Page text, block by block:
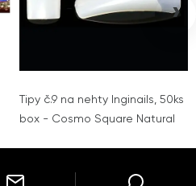
Tipy č.9 na nehty Inginails, 50ks
box - Cosmo Square Natural
›